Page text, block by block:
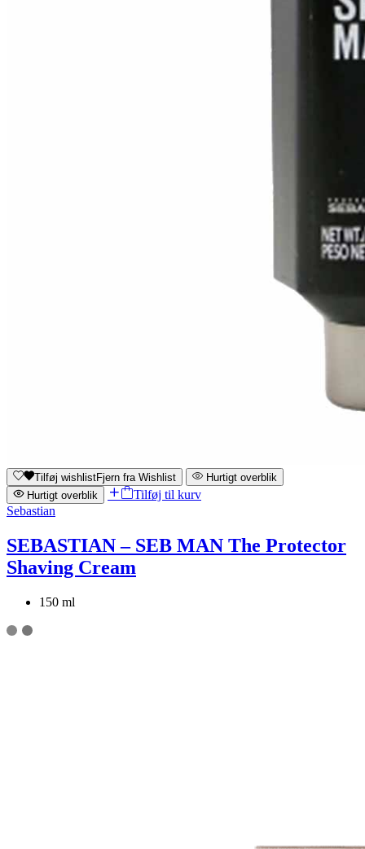
Tilføj wishlistFjern fra Wishlist
Hurtigt overblik
Hurtigt overblik
Tilføj til kurv
Sebastian
SEBASTIAN – SEB MAN The Protector
Shaving Cream
150 ml